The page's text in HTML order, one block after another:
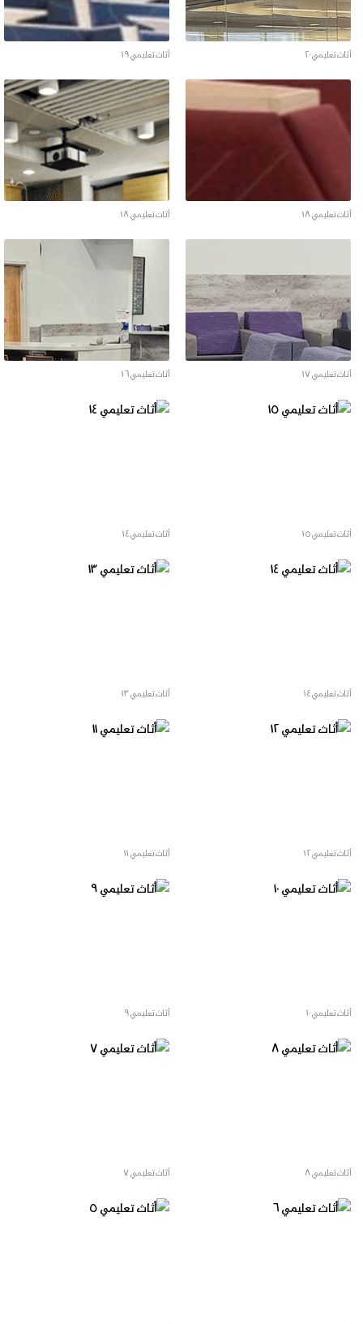
أثاث تعليمي ٢٠ أثاث تعليمي ١٩
أثاث تعليمي ١٨ أثاث تعليمي ١٨
أثاث تعليمي ١٧ أثاث تعليمي ١٦
أثاث تعليمي ١٥ أثاث تعليمي ١٤
أثاث تعليمي ١٤ أثاث تعليمي ١٣
أثاث تعليمي ١٢ أثاث تعليمي ١١
أثاث تعليمي ١٠ أثاث تعليمي ٩
أثاث تعليمي ٨ أثاث تعليمي ٧